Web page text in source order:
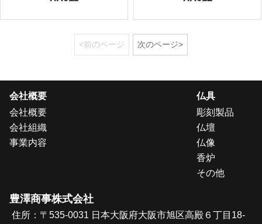
<前のページ 次のページ>
会社概要
会社概要
会社組織
事業内容
仏具
彫刻製品
仏壇
仏像
香炉
その他
豊澤商事株式会社
住所：〒535-0031 日本大阪府大阪市旭区高殿６丁目18-